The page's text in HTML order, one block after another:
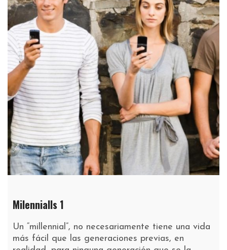
Milennialls 1
Un “millennial”, no necesariamente tiene una vida
más fácil que las generaciones previas, en